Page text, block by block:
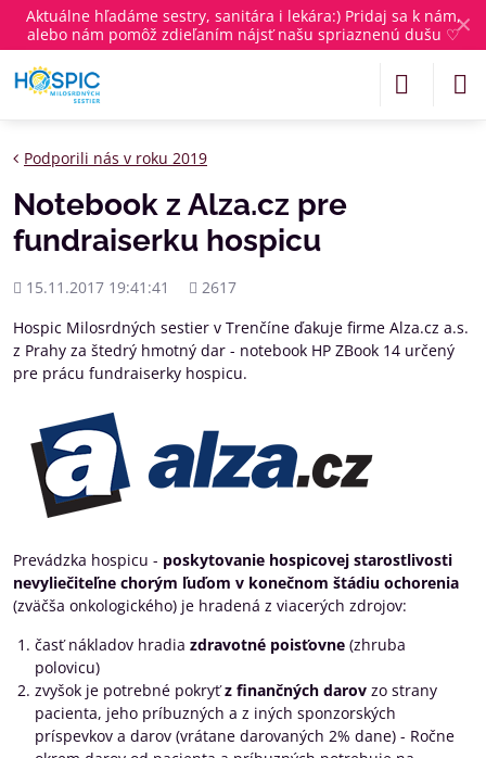
✕
Aktuálne hľadáme sestry, sanitára i lekára:) Pridaj sa k nám,
alebo nám pomôž zdieľaním nájsť našu spriaznenú dušu ♡
Podporili nás v roku 2019
Notebook z Alza.cz pre
fundraiserku hospicu
Pridané
15.11.2017 19:41:41
Počet
2617
Hospic Milosrdných sestier v Trenčíne ďakuje firme Alza.cz a.s.
z Prahy za štedrý hmotný dar - notebook HP ZBook 14 určený
pre prácu fundraiserky hospicu.
Prevádzka hospicu - poskytovanie hospicovej starostlivosti
nevyliečiteľne chorým ľuďom v konečnom štádiu ochorenia
(zväčša onkologického) je hradená z viacerých zdrojov:
časť nákladov hradia zdravotné poisťovne (zhruba
polovicu)
zvyšok je potrebné pokryťz finančných darov zo strany
pacienta, jeho príbuzných a z iných sponzorských
príspevkov a darov (vrátane darovaných 2% dane) - Ročne